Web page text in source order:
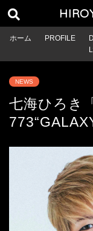
ホーム PROFILE
NEWS
七海ひろき